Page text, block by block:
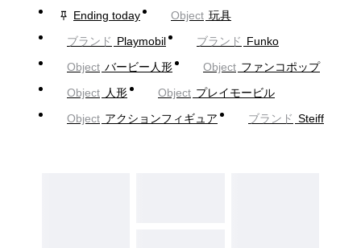
Ending today
Object 玩具
ブランド Playmobil ブランド Funko
Object バービー人形 Object ファンコポップ
Object 人形 Object プレイモービル
Object アクションフィギュア ブランド Steiff